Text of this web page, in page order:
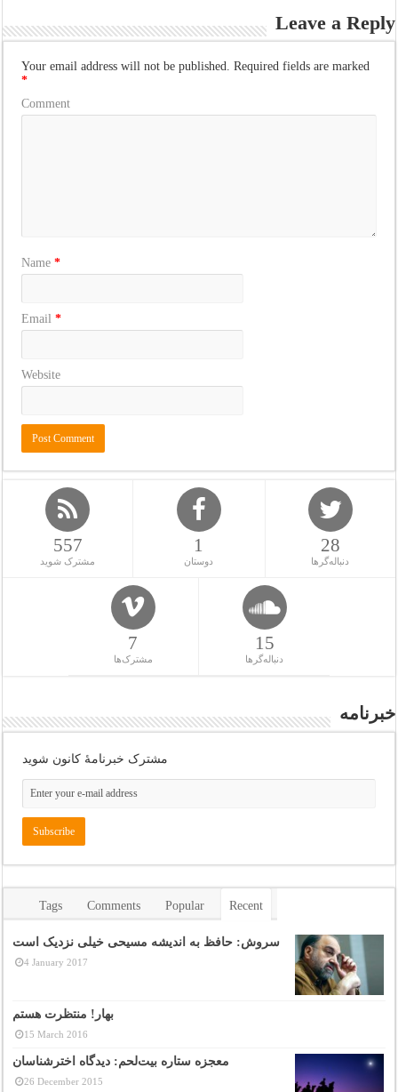
Leave a Reply
Your email address will not be published. Required fields are marked
*
Comment
Name*
Email*
Website
557
مشترک شوید
1
دوستان
28
دنباله‌گرها
7
مشترک‌ها
15
دنباله‌گرها
خبرنامه
مشترک خبرنامهٔ کانون شوید
Recent
Popular
Comments
Tags
سروش: حافظ به اندیشه مسیحی خیلی نزدیک است
4 January 2017
بهار! منتظرت هستم
15 March 2016
معجزه ستاره بیت‌لحم: دیدگاه اخترشناسان
26 December 2015